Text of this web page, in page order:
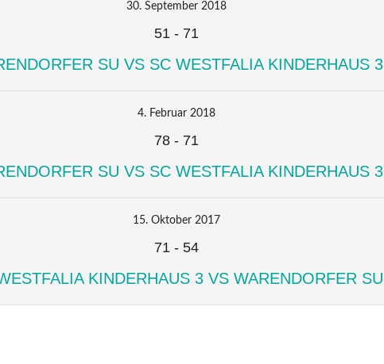
30. September 2018
51- 71
SU VS SC WESTFALIA KINDERHAUS 3
4. Februar 2018
78- 71
SU VS SC WESTFALIA KINDERHAUS 3
15. Oktober 2017
71- 54
KINDERHAUS 3 VS WARENDORFER SU